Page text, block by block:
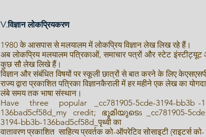
V.विज्ञान लोकप्रियकरण
1980 के आसपास से मलयालम में लोकप्रिय विज्ञान लेख लिख रहे हैं।
अब लोकप्रिय मलयालम पत्रिकाओं, समाचार पत्रों और स्टेट इंस्टीट्यूट
कुछ सौ लेख लिखे हैं।
विज्ञान और संबंधित विषयों पर स्कूली छात्रों से बात करने के लिए
राज्य द्वारा प्रकाशित पत्रिका विज्ञानकैराली में हर महीने एक लेख का
लंबे समय तक भाषा संस्थान।
Have three popular _cc781905-5cde-3194-bb3b -
136bad5cf58d_my credit; ഭൂമിയുടെs _cc781905-
3194-bb3b-136bad5cf58d_पृथ्वी का
वातावरण प्रकाशित साहित्य प्रवर्तक को-ऑपरेटिव सोसाइटी (राइटर्स को-